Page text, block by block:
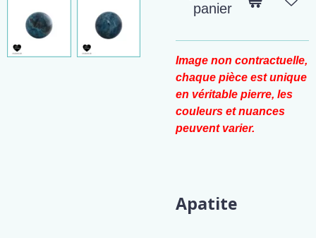
panier
Image non contractuelle,
chaque pièce est unique
en véritable pierre, les
couleurs et nuances
peuvent varier.
Apatite